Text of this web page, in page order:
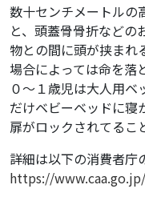
数十センチメートルの
と、頭蓋骨骨折などの
物との間に頭が挟まれ
場合によっては命を落
０～１歳児は大人用ベ
だけベビーベッドに寝
扉がロックされてるこ
詳細は以下の消費者庁
https://